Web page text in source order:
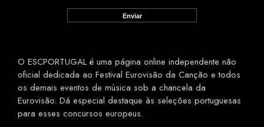
O ESCPORTUGAL é uma página online independente não
oficial dedicada ao Festival Eurovisão da Canção e todos
os demais eventos de música sob a chancela da
Eurovisão. Dá especial destaque às seleções portuguesas
para esses concursos europeus.